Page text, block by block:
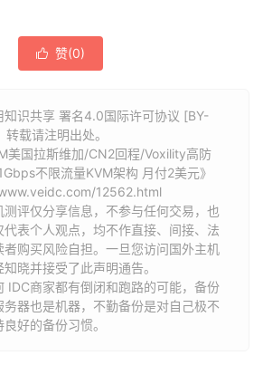
 赞(0)
知识共享 署名4.0国际许可协议 [BY-
载请注明出处。
美国拉斯维加/CN2回程/Voxility高防
不限流量KVM架构 月付2美元》
12562.html
测评仅分享信息，不参与任何交易，也
表个人观点，均不作直接、间接、法
者购买风险自担。一旦您访问国外主机
晓并接受了此声明通告。
IDC商家都有倒闭和跑路的可能，备份
器也是机器，不勤备份是对自己极不
好的备份习惯。